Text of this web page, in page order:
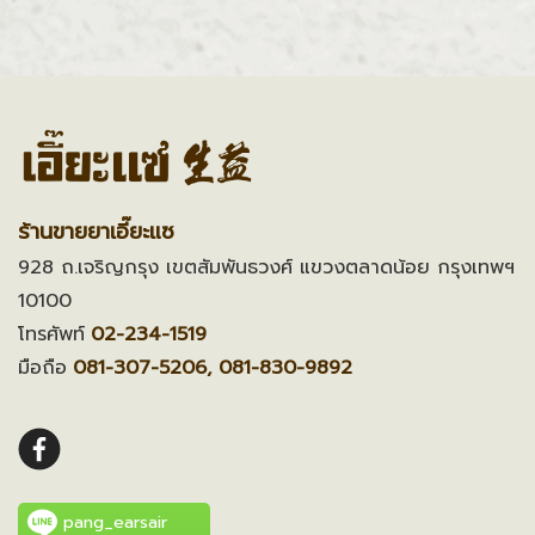
ร้านขายยาเอี๊ยะแซ
928 ถ.เจริญกรุง เขตสัมพันธวงศ์ แขวงตลาดน้อย กรุงเทพฯ
10100
โทรศัพท์ 02-234-1519
มือถือ 081-307-5206, 081-830-9892
pang_earsair